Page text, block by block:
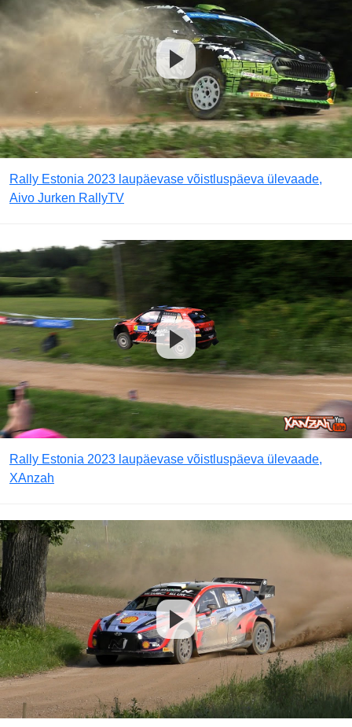
Rally Estonia 2023 laupäevase võistluspäeva ülevaade,
Aivo Jurken RallyTV
Rally Estonia 2023 laupäevase võistluspäeva ülevaade,
XAnzah